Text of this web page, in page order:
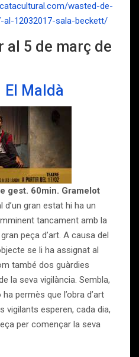
wasted-de-
al-12032017-sala-beckett/
al 5 de març de
El Maldà
gest. 60min. Gramelot
d’un gran estat hi ha un
tancament amb la
peça d’art. A causa del
se li ha assignat al
també dos guàrdies
la seva vigilància. Sembla,
permès que l’obra d’art
vigilants esperen, cada dia,
per començar la seva